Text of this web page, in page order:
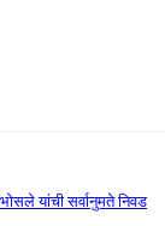
यांची सर्वानुमते निवड